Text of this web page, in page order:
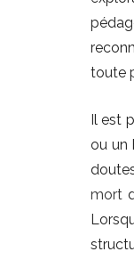
toute
Il est
ou un
mort